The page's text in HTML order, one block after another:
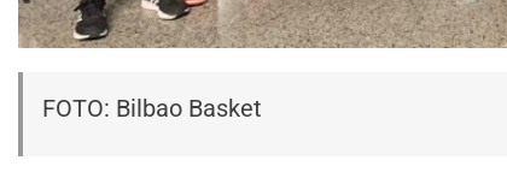
FOTO: Bilbao Basket